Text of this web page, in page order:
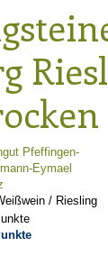
Pfeffingen-
Eymael
/ Riesling